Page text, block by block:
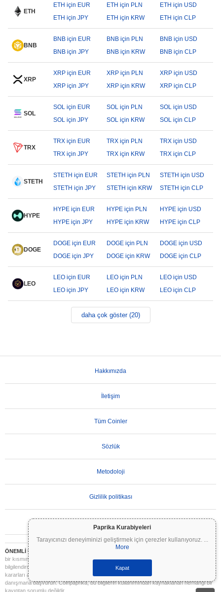
Paprika Kurabiyeleri
Tarayıcınızı deneyiminizi geliştirmek için çerezler kullanıyoruz. ...
More
Kapat
ETH
ETH için EUR ETH için PLN
ETH için USD
ETH için JPY
ETH için KRW ETH için CLP
BNB
BNB için EUR BNB için PLN
BNB için USD
BNB için JPY
BNB için KRW BNB için CLP
XRP
XRP için EUR XRP için PLN
XRP için USD
XRP için JPY
XRP için KRW XRP için CLP
SOL
SOL için EUR SOL için PLN
SOL için USD
SOL için JPY
SOL için KRW SOL için CLP
TRX
TRX için EUR TRX için PLN
TRX için USD
TRX için JPY
TRX için KRW TRX için CLP
STETH
STETH için EUR STETH için PLN
STETH için USD
STETH için JPY
STETH için KRW STETH için CLP
HYPE
HYPE için EUR HYPE için PLN
HYPE için USD
HYPE için JPY
HYPE için KRW HYPE için CLP
DOGE
DOGE için EUR DOGE için PLN
DOGE için USD
DOGE için JPY
DOGE için KRW DOGE için CLP
LEO
LEO için EUR LEO için PLN
LEO için USD
LEO için JPY
LEO için KRW LEO için CLP
daha çok göster (20)
Hakkımızda
İletişim
Tüm Coinler
Sözlük
Metodoloji
Gizlilik politikası
ÖNEMLİ UYARI:
Kripto paralar son derece volatildir ve önemli riskler içerir. Yatırımınızın
bir kısmını veya tamamını kaybedebilirsiniz. Coinpaprika üzerindeki tüm bilgiler yalnızca
bilgilendirme amaçlıdır ve finansal veya yatırım tavsiyesi niteliği taşımaz. Yatırım
kararları almadan önce daima kendi araştırmanızı yapın (DYOR) ve nitelikli bir finansal
danışmana başvurun. Coinpaprika, bu bilgilerin kullanımından kaynaklanan herhangi bir
kayıptan sorumlu değildir.